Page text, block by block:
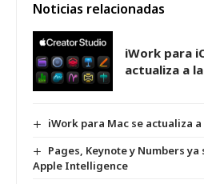
Noticias relacionadas
iWork para
actualiza a
iWork para Mac se actualiza a
Pages, Keynote y Numbers
Apple Intelligence